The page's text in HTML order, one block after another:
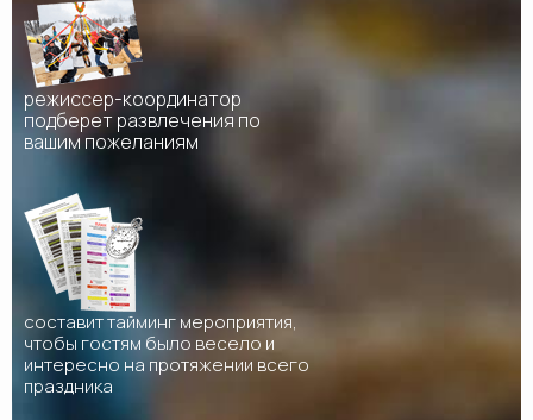
режиссер-координатор
подберет развлечения по
вашим пожеланиям
составит тайминг мероприятия,
чтобы гостям было весело и
интересно на протяжении всего
праздника